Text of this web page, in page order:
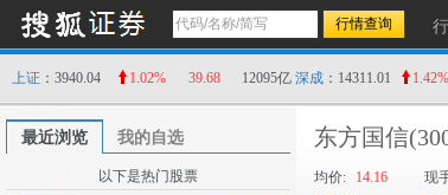
上证 ：3940.04 1.02% 39.68 12095亿 深成 ：14311.01 1.42%
最近浏览 我的自选
以下是热门股票
东方国信
均价: 14.16 现